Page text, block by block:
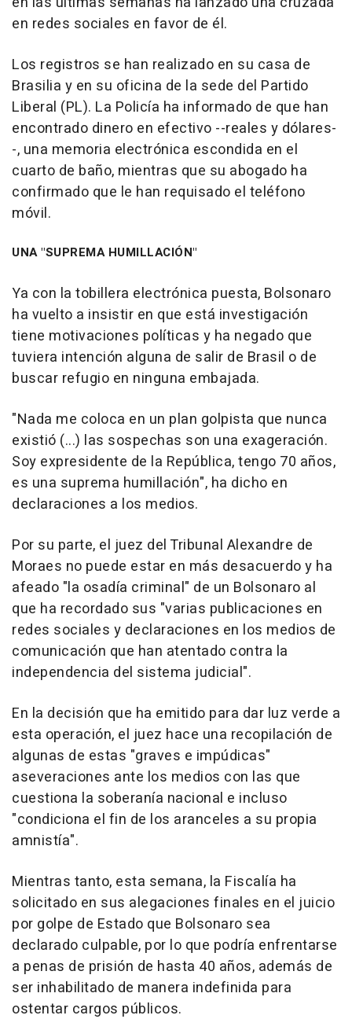
en redes sociales en favor de él.
Los registros se han realizado en su casa de
Brasilia y en su oficina de la sede del Partido
Liberal (PL). La Policía ha informado de que han
encontrado dinero en efectivo --reales y dólares-
-, una memoria electrónica escondida en el
cuarto de baño, mientras que su abogado ha
confirmado que le han requisado el teléfono
móvil.
UNA "SUPREMA HUMILLACIÓN"
Ya con la tobillera electrónica puesta, Bolsonaro
ha vuelto a insistir en que está investigación
tiene motivaciones políticas y ha negado que
tuviera intención alguna de salir de Brasil o de
buscar refugio en ninguna embajada.
"Nada me coloca en un plan golpista que nunca
existió (...) las sospechas son una exageración.
Soy expresidente de la República, tengo 70 años,
es una suprema humillación", ha dicho en
declaraciones a los medios.
Por su parte, el juez del Tribunal Alexandre de
Moraes no puede estar en más desacuerdo y ha
afeado "la osadía criminal" de un Bolsonaro al
que ha recordado sus "varias publicaciones en
redes sociales y declaraciones en los medios de
comunicación que han atentado contra la
independencia del sistema judicial".
En la decisión que ha emitido para dar luz verde a
esta operación, el juez hace una recopilación de
algunas de estas "graves e impúdicas"
aseveraciones ante los medios con las que
cuestiona la soberanía nacional e incluso
"condiciona el fin de los aranceles a su propia
amnistía".
Mientras tanto, esta semana, la Fiscalía ha
solicitado en sus alegaciones finales en el juicio
por golpe de Estado que Bolsonaro sea
declarado culpable, por lo que podría enfrentarse
a penas de prisión de hasta 40 años, además de
ser inhabilitado de manera indefinida para
ostentar cargos públicos.